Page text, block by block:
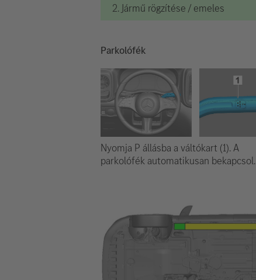
2. Jármű rögzítése / emeles
Parkolófék
Nyomja P állásba a váltókart (1). A
parkolófék automatikusan bekapcsol.